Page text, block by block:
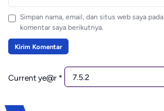
Simpan nama, email, dan situs web saya
komentar saya berikutnya.
Current ye@r *